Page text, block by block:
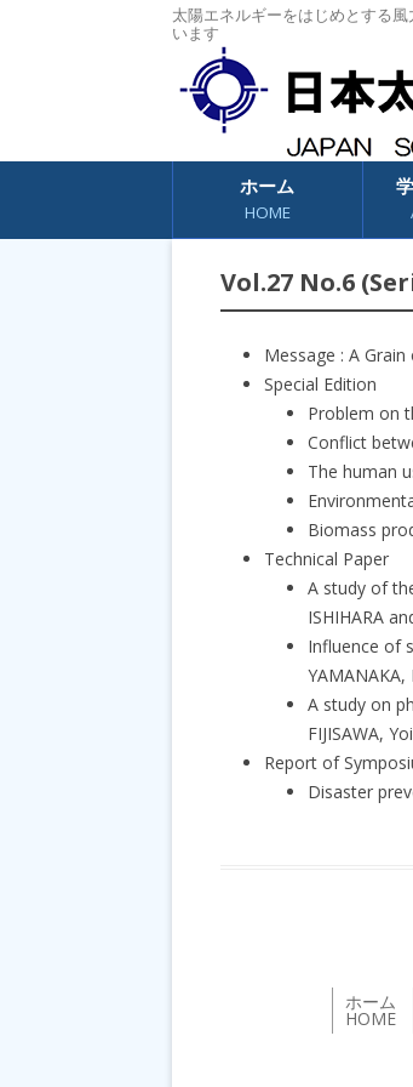
太陽エネルギーをはじめとする
います
コンテンツへスキップ
ホーム
HOME
Vol.27 No.6
Message : A
Special Edition
Problem on
Conflict
The human
Biomass
Technical Paper
A study of
ISHIHARA
Influence of
A study on
FIJISAWA,
Report of
Disaster
ホーム
HOME